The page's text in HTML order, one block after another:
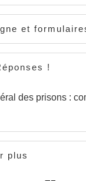
et
!
des prisons :
plus